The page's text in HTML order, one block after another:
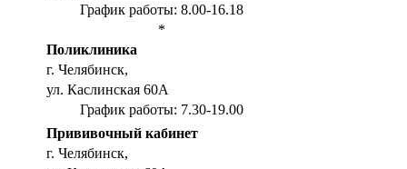
График работы: 8.00-16.18
*
Поликлиника
г. Челябинск,
ул. Каслинская 60А
График работы: 7.30-19.00
Прививочный кабинет
г. Челябинск,